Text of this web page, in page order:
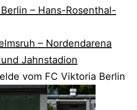
– Hans-Rosenthal-
– Nordendarena
Jahnstadion
vom FC Viktoria Berlin